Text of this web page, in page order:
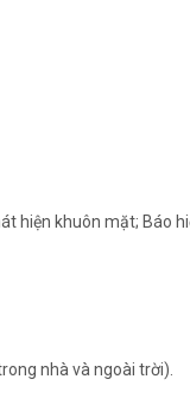
hiện khuôn mặt; Báo
nhà và ngoài trời).